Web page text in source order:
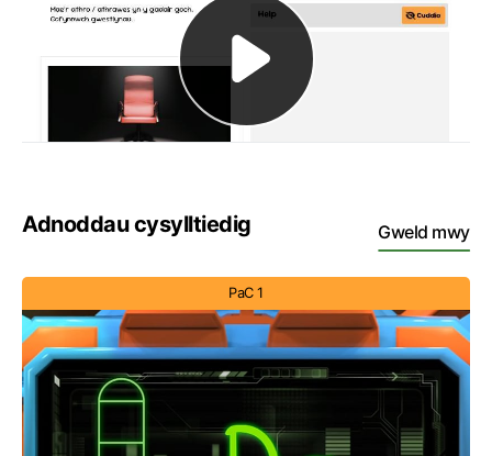
Adnoddau cysylltiedig Gweld mwy
PaC 1